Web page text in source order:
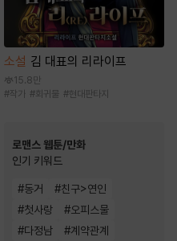
소설 김 대표의 리라이프
15.8만
#작가 #회귀물 #현대판타지
로맨스 웹툰/만화
인기 키워드
#동거 #친구>연인
#첫사랑 #오피스물
#다정남 #계약관계